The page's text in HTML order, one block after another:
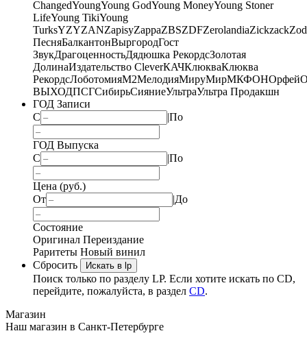
ChangedYoungYoung GodYoung MoneyYoung Stoner
LifeYoung TikiYoung
TurksYZYZANZapisyZappaZBSZDFZerolandiaZickzack
ПесняБалкантонВыргородГост
ЗвукДрагоценностьДядюшка РекордсЗолотая
ДолинаИздательство CleverКАЧКлюкваКлюква
РекордсЛоботомияМ2МелодияМируМирМКФОНОрфей
ВЫХОДПСГСибирьСияниеУльтраУльтра Продакшн
ГОД Записи
С
|По
ГОД Выпуска
С
|По
Цена (руб.)
От
|До
Состояние
Оригинал Переиздание
Раритеты Новый винил
Сбросить
Искать в lp
Поиск только по разделу LP. Если хотите искать по CD,
перейдите, пожалуйста, в раздел CD.
Магазин
Наш магазин в Санкт-Петербурге